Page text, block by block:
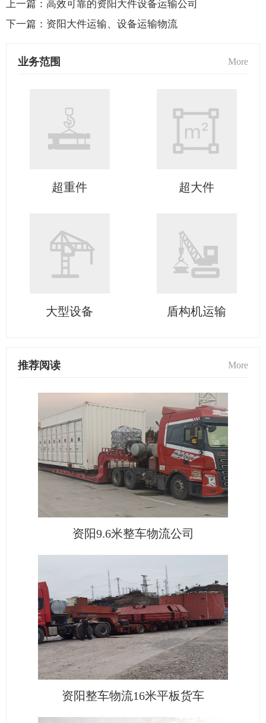
上一篇： 高效可靠的资阳大件设备运输公司
下一篇： 资阳大件运输、设备运输物流
业务范围 More
超重件 超大件
大型设备 盾构机运输
推荐阅读 More
资阳9.6米整车物流公司
资阳整车物流16米平板货车